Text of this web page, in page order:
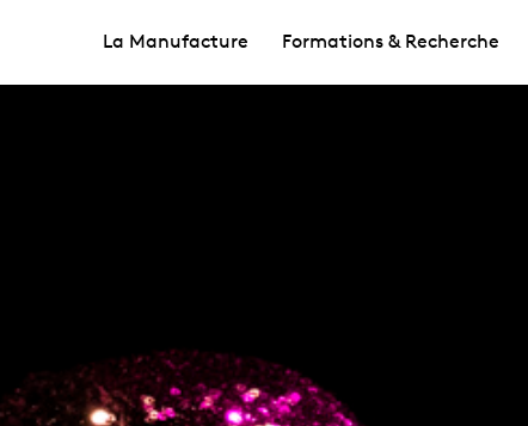
La Manufacture Formations & Recherche